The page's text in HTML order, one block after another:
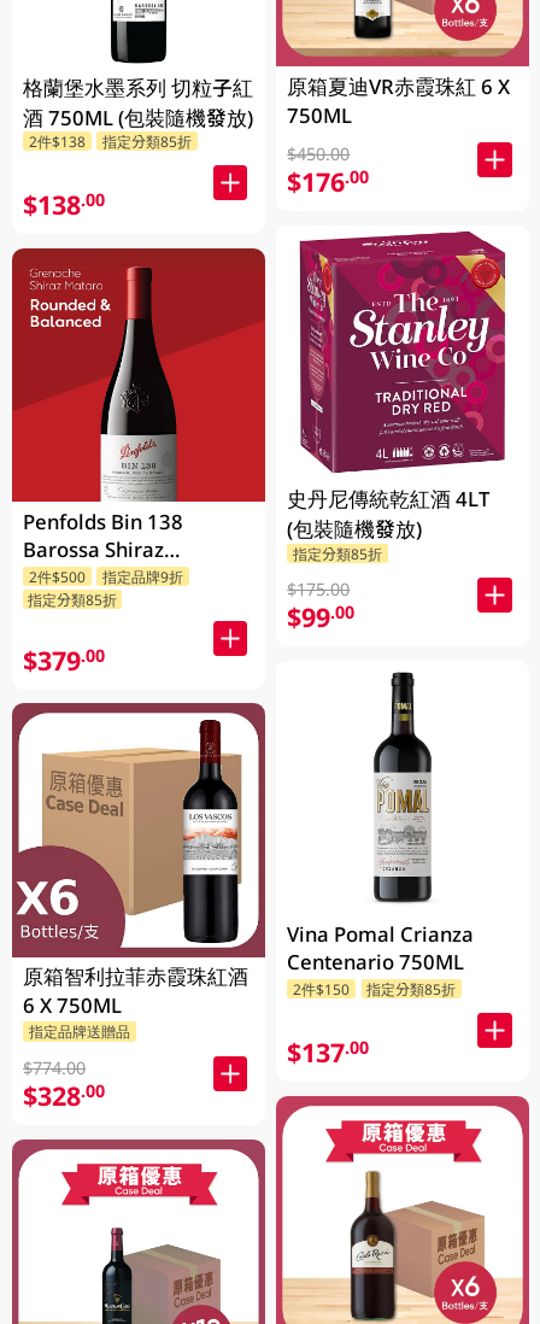
格蘭堡水墨系列 切粒子紅
酒 750ML (包裝隨機發放)
2件$138 指定分類85折
$138.00
Penfolds Bin 138
Barossa Shiraz
Grenache Mataro
750ML
2件$500
指定品牌9折
指定分類85折
$379.00
原箱智利拉菲赤霞珠紅酒
6 X 750ML
指定品牌送贈品
$774.00
$328.00
原箱夏迪VR赤霞珠紅 6 X
750ML
$450.00
$176.00
史丹尼傳統乾紅酒 4LT
(包裝隨機發放)
指定分類85折
$175.00
$99.00
Vina Pomal Crianza
Centenario 750ML
2件$150 指定分類85折
$137.00